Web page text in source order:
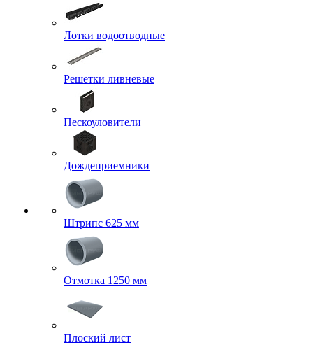
Лотки водоотводные
Решетки ливневые
Пескоуловители
Дождеприемники
Штрипс 625 мм
Отмотка 1250 мм
Плоский лист